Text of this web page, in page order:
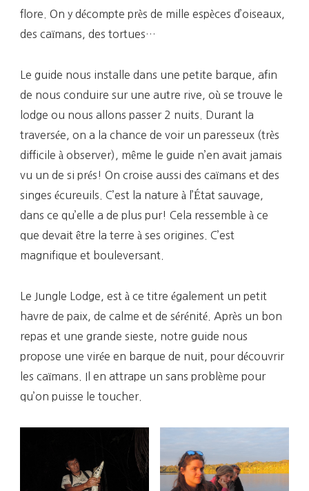
flore. On y décompte près de mille espèces d’oiseaux,
des caïmans, des tortues…
Le guide nous installe dans une petite barque, afin
de nous conduire sur une autre rive, où se trouve le
lodge ou nous allons passer 2 nuits. Durant la
traversée, on a la chance de voir un paresseux (très
difficile à observer), même le guide n’en avait jamais
vu un de si prés! On croise aussi des caïmans et des
singes écureuils. C’est la nature à l’État sauvage,
dans ce qu’elle a de plus pur! Cela ressemble à ce
que devait être la terre à ses origines. C’est
magnifique et bouleversant.
Le Jungle Lodge, est à ce titre également un petit
havre de paix, de calme et de sérénité. Après un bon
repas et une grande sieste, notre guide nous
propose une virée en barque de nuit, pour découvrir
les caïmans. Il en attrape un sans problème pour
qu’on puisse le toucher.